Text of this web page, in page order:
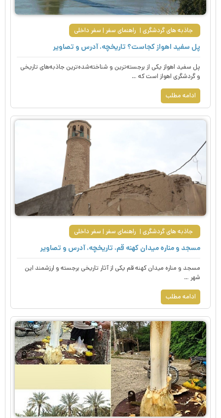
جاذبه های گردشگری راهنمای سفر سفر داخلی
پل سفید اهواز کجاست؟ تاریخچه، آدرس و تصاویر
پل سفید اهواز یکی از برجسته‌ترین و شناخته‌شده‌ترین جاذبه‌های تاریخی
و گردشگری اهواز است که …
ادامه مطلب
جاذبه های گردشگری راهنمای سفر سفر داخلی
مسجد و مناره میدان کهنه قم، تاریخچه، آدرس و تصاویر
مسجد و مناره میدان کهنه قم یکی از آثار تاریخی برجسته و ارزشمند این
شهر …
ادامه مطلب